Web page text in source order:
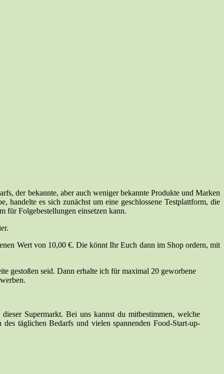
der bekannte, aber auch weniger bekannte Produkte und Marken
handelte es sich zunächst um eine geschlossene Testplattform, die
für Folgebestellungen einsetzen kann.
Wert von 10,00 €. Die könnt Ihr Euch dann im Shop ordern, mit
gestoßen seid. Dann erhalte ich für maximal 20 geworbene
Supermarkt. Bei uns kannst du mitbestimmen, welche
täglichen Bedarfs und vielen spannenden Food-Start-up-